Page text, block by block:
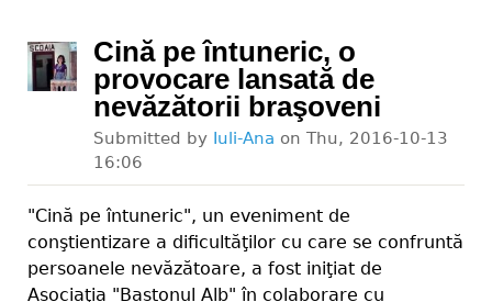
Cină pe întuneric, o
provocare lansată de
nevăzătorii braşoveni
Submitted by Iuli-Ana on Thu, 2016-10-13
16:06
"Cină pe întuneric", un eveniment de
conştientizare a dificultăţilor cu care se confruntă
persoanele nevăzătoare, a fost iniţiat de
Asociaţia "Bastonul Alb" în colaborare cu